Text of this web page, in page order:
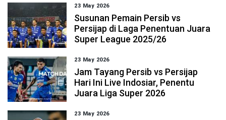
23 May 2026
Susunan Pemain Persib vs
Persijap di Laga Penentuan Juara
Super League 2025/26
23 May 2026
Jam Tayang Persib vs Persijap
Hari Ini Live Indosiar, Penentu
Juara Liga Super 2026
23 May 2026